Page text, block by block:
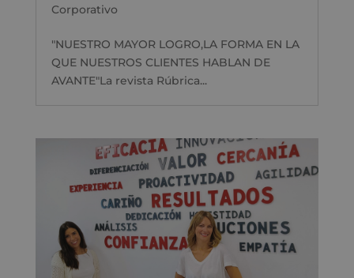
Corporativo
"NUESTRO MAYOR LOGRO,LA FORMA EN LA
QUE NUESTROS CLIENTES HABLAN DE
AVANTE"La revista Rúbrica...